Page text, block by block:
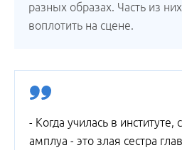
разных образах. Часть из
воплотить на сцене.
- Когда училась в институте,
амплуа - это злая сестра